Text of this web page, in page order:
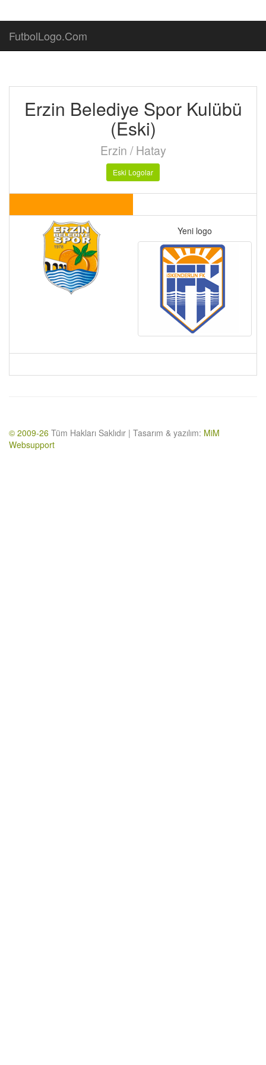
FutbolLogo.Com
Erzin Belediye Spor Kulübü
(Eski)
Erzin / Hatay
Eski Logolar
Yeni logo
© 2009-26 Tüm Hakları Saklıdır | Tasarım & yazılım: MiM
Websupport